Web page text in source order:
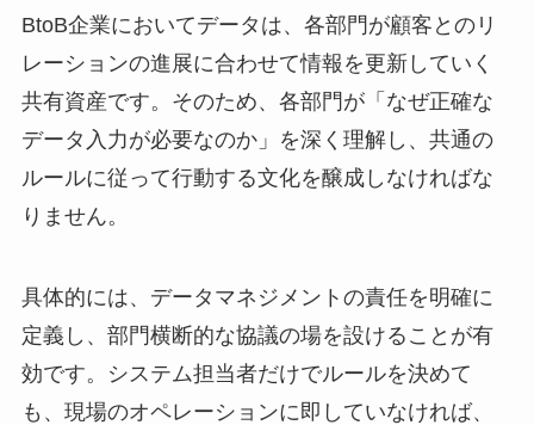
BtoB企業においてデータは、各部門が顧客とのリ
レーションの進展に合わせて情報を更新していく
共有資産です。そのため、各部門が「なぜ正確な
データ入力が必要なのか」を深く理解し、共通の
ルールに従って行動する文化を醸成しなければな
りません。
具体的には、データマネジメントの責任を明確に
定義し、部門横断的な協議の場を設けることが有
効です。システム担当者だけでルールを決めて
も、現場のオペレーションに即していなければ、